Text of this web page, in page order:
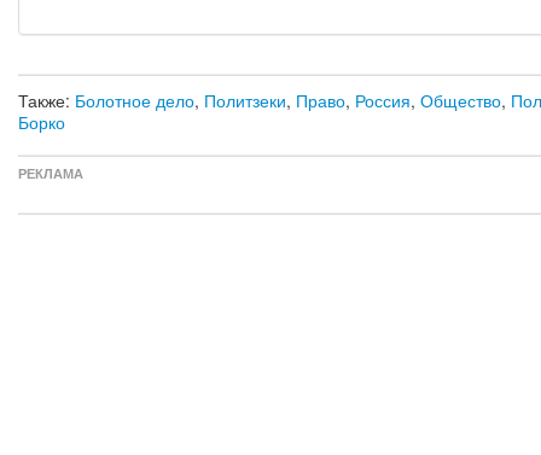
Также: Болотное дело, Политзеки, Право, Россия, Общество,
Борко
РЕКЛАМА